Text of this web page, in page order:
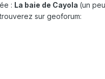
: La baie de Cayola (un
sur geoforum: